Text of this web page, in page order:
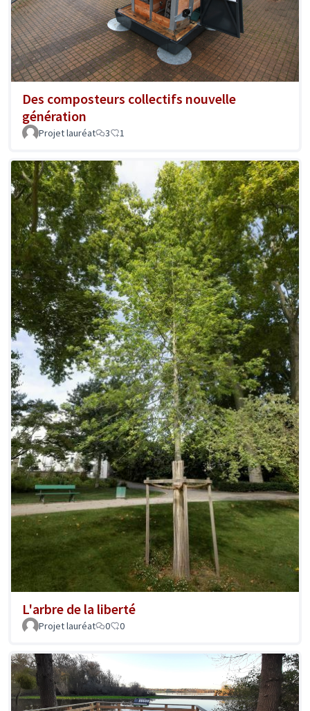
Des composteurs collectifs nouvelle
génération
Projet lauréat 3 1
L'arbre de la liberté
Projet lauréat 0 0